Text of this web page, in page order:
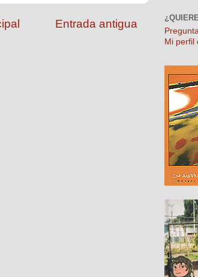
Entrada antigua
Mi perfil